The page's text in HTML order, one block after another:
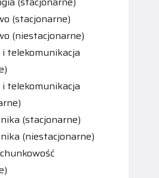
(stacjonarne)
(niestacjonarne)
telekomunikacja
telekomunikacja
(stacjonarne)
(niestacjonarne)